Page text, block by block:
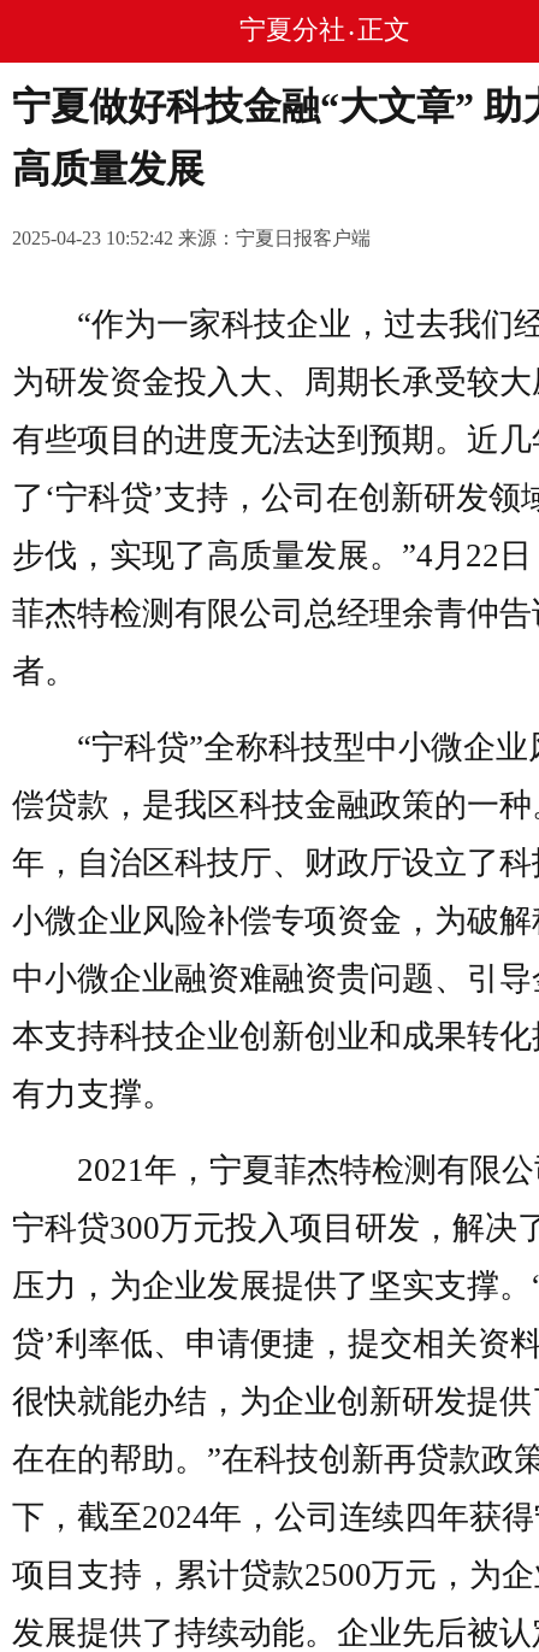
宁夏分社 • 正文
宁夏做好科技金融“大文章” 助
高质量发展
2025-04-23 10:52:42 来源：宁夏日报客户端
“作为一家科技企业，过去我们
为研发资金投入大、周期长承受较
有些项目的进度无法达到预期。近
了‘宁科贷’支持，公司在创新研发领
步伐，实现了高质量发展。”4月22
菲杰特检测有限公司总经理余青仲
者。
“宁科贷”全称科技型中小微企业
偿贷款，是我区科技金融政策的一种
年，自治区科技厅、财政厅设立了
小微企业风险补偿专项资金，为破
中小微企业融资难融资贵问题、引
本支持科技企业创新创业和成果转
有力支撑。
2021年，宁夏菲杰特检测有限公
宁科贷300万元投入项目研发，解决
压力，为企业发展提供了坚实支撑。
贷’利率低、申请便捷，提交相关资
很快就能办结，为企业创新研发提
在在的帮助。”在科技创新再贷款政
下，截至2024年，公司连续四年获
项目支持，累计贷款2500万元，为
发展提供了持续动能。企业先后被